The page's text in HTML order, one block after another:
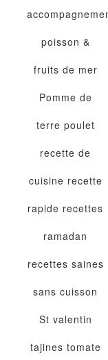
poisson &
fruits de mer
Pomme de
terre poulet
recette de
cuisine recette
rapide recettes
ramadan
recettes saines
sans cuisson
St valentin
tajines tomate